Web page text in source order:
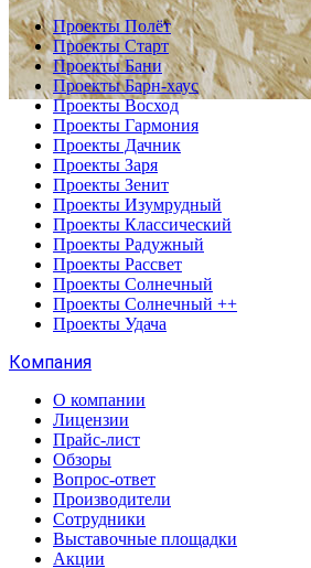
Проекты Полёт
Проекты Старт
Проекты Бани
Проекты Барн-хаус
Проекты Восход
Проекты Гармония
Проекты Дачник
Проекты Заря
Проекты Зенит
Проекты Изумрудный
Проекты Классический
Проекты Радужный
Проекты Рассвет
Проекты Солнечный
Проекты Солнечный ++
Проекты Удача
Компания
О компании
Лицензии
Прайс-лист
Обзоры
Вопрос-ответ
Производители
Сотрудники
Выставочные площадки
Акции